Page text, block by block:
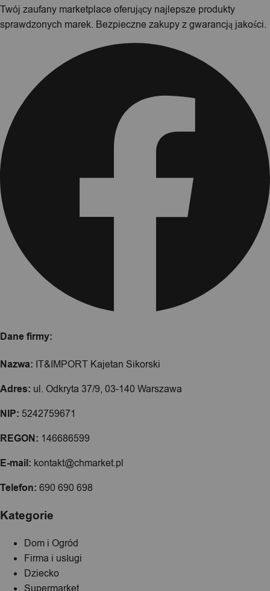
Twój zaufany marketplace oferujący najlepsze produkty
sprawdzonych marek. Bezpieczne zakupy z gwarancją jakości.
Dane firmy:
Nazwa: IT&IMPORT Kajetan Sikorski
Adres: ul. Odkryta 37/9, 03-140 Warszawa
NIP: 5242759671
REGON: 146686599
E-mail: kontakt@chmarket.pl
Telefon: 690 690 698
Kategorie
Dom i Ogród
Firma i usługi
Dziecko
Supermarket